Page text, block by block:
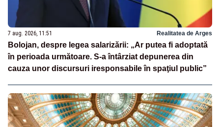
7 aug. 2026, 11:51 Realitatea de Arges
Bolojan, despre legea salarizării: „Ar putea fi adoptată
în perioada următoare. S-a întârziat depunerea din
cauza unor discursuri iresponsabile în spaţiul public”